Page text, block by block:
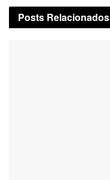
Posts Relacionados